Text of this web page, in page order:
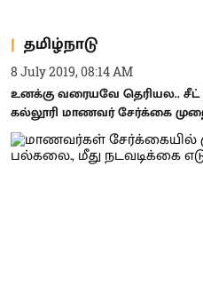
தமிழ்நாடு
8 July 2019, 08:14 AM
உனக்கு வரையவே தெரியல.. சீட்
கல்லூரி மாணவர் சேர்க்கை